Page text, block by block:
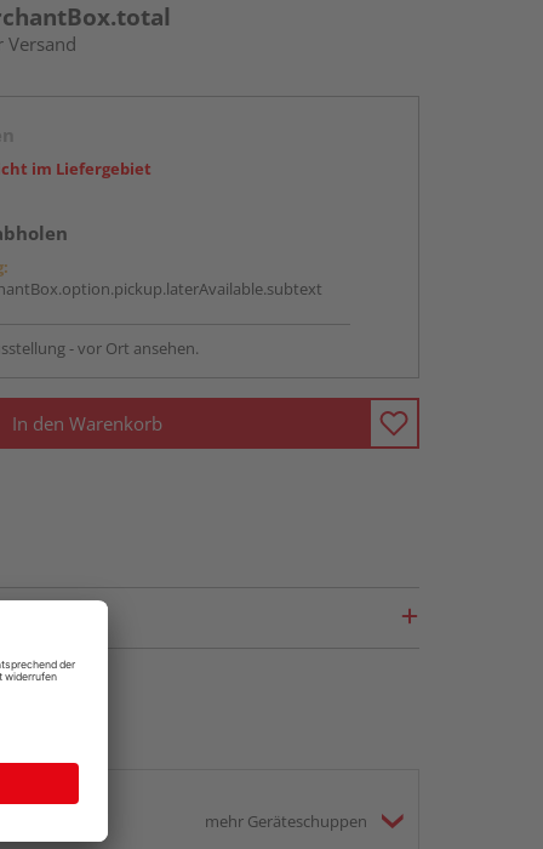
Versand
im Liefergebiet
- vor Ort ansehen.
In den Warenkorb
mehr Geräteschuppen